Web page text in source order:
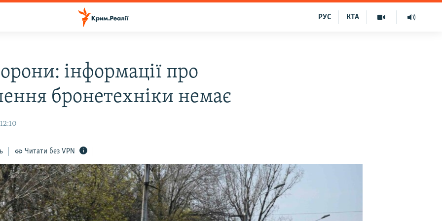
КТА
РУС
інформації про
бронетехніки немає
Читати без VPN